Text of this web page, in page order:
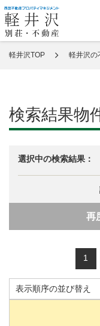
軽井沢TOP 軽井沢の
検索結果物
選択中の検索結果：
再
1